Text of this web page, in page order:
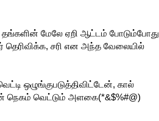
தங்களின் மேலே ஏறி ஆட்டம் போடும்போது
தெரிவிக்க, சரி என அந்த வேலையில்
ஒழுங்குபடுத்திவிட்டேன், கால்
நெகம் வெட்டும் அளகை(*&$%#@)